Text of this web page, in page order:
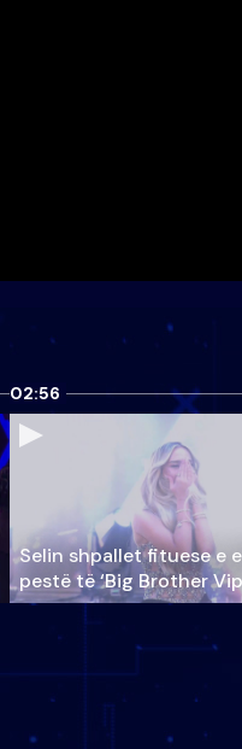
02:56
Selin shpallet fituese e
pestë të ‘Big Brother